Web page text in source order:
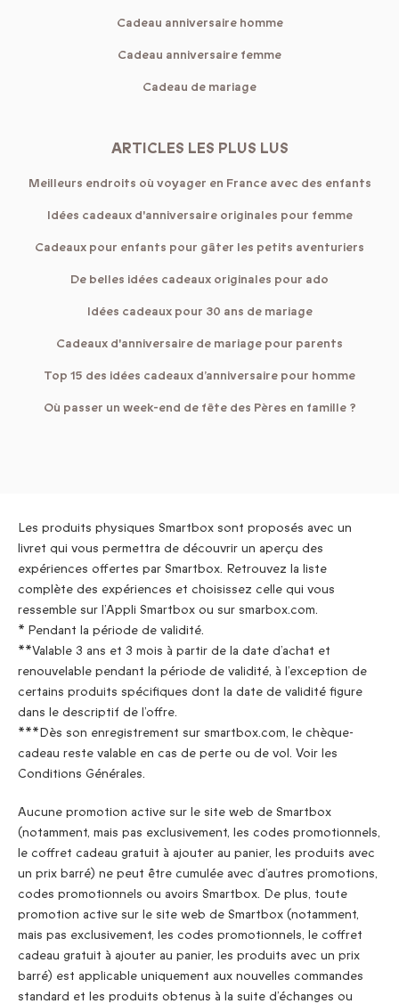
Cadeau anniversaire homme
Cadeau anniversaire femme
Cadeau de mariage
ARTICLES LES PLUS LUS
Meilleurs endroits où voyager en France avec des enfants
Idées cadeaux d'anniversaire originales pour femme
Cadeaux pour enfants pour gâter les petits aventuriers
De belles idées cadeaux originales pour ado
Idées cadeaux pour 30 ans de mariage
Cadeaux d'anniversaire de mariage pour parents
Top 15 des idées cadeaux d’anniversaire pour homme
Où passer un week-end de fête des Pères en famille ?
Les produits physiques Smartbox sont proposés avec un
livret qui vous permettra de découvrir un aperçu des
expériences offertes par Smartbox. Retrouvez la liste
complète des expériences et choisissez celle qui vous
ressemble sur l’Appli Smartbox ou sur smarbox.com.
* Pendant la période de validité.
**Valable 3 ans et 3 mois à partir de la date d’achat et
renouvelable pendant la période de validité, à l’exception de
certains produits spécifiques dont la date de validité figure
dans le descriptif de l’offre.
***Dès son enregistrement sur smartbox.com, le chèque-
cadeau reste valable en cas de perte ou de vol. Voir les
Conditions Générales.
Aucune promotion active sur le site web de Smartbox
(notamment, mais pas exclusivement, les codes promotionnels,
le coffret cadeau gratuit à ajouter au panier, les produits avec
un prix barré) ne peut être cumulée avec d’autres promotions,
codes promotionnels ou avoirs Smartbox. De plus, toute
promotion active sur le site web de Smartbox (notamment,
mais pas exclusivement, les codes promotionnels, le coffret
cadeau gratuit à ajouter au panier, les produits avec un prix
barré) est applicable uniquement aux nouvelles commandes
standard et les produits obtenus à la suite d’échanges ou